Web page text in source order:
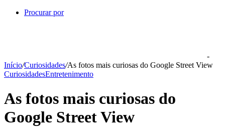
Procurar por
-
Início/Curiosidades/As fotos mais curiosas do Google Street View
CuriosidadesEntretenimento
As fotos mais curiosas do
Google Street View